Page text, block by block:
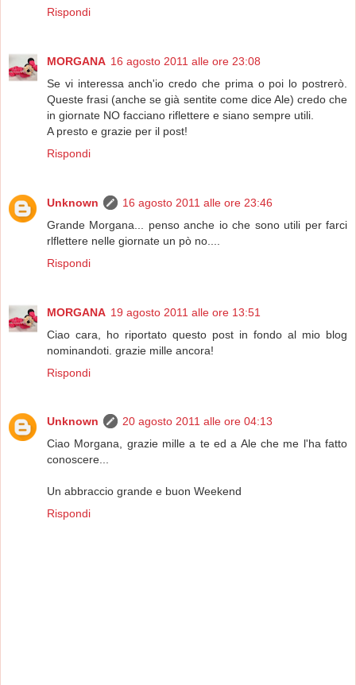
Rispondi
MORGANA 16 agosto 2011 alle ore 23:08
Se vi interessa anch'io credo che prima o poi lo postrerò.
Queste frasi (anche se già sentite come dice Ale) credo che
in giornate NO facciano riflettere e siano sempre utili.
A presto e grazie per il post!
Rispondi
Unknown
16 agosto 2011 alle ore 23:46
Grande Morgana... penso anche io che sono utili per farci
rlflettere nelle giornate un pò no....
Rispondi
MORGANA 19 agosto 2011 alle ore 13:51
Ciao cara, ho riportato questo post in fondo al mio blog
nominandoti. grazie mille ancora!
Rispondi
Unknown
20 agosto 2011 alle ore 04:13
Ciao Morgana, grazie mille a te ed a Ale che me l'ha fatto
conoscere...
Un abbraccio grande e buon Weekend
Rispondi